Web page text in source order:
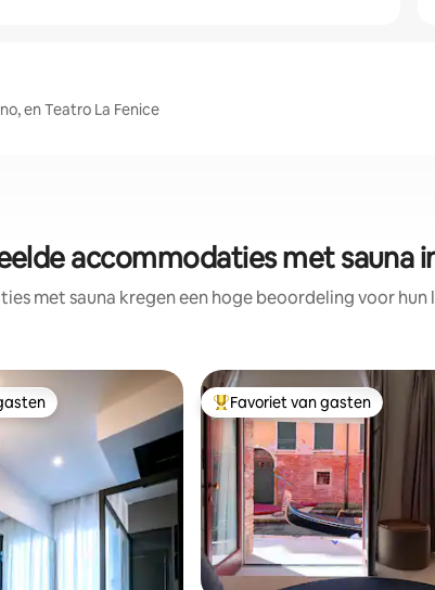
en Teatro La Fenice
accommodaties met sauna
met sauna kregen een hoge beoordeling voor
gasten Topfavoriet van gasten
Favoriet van gasten